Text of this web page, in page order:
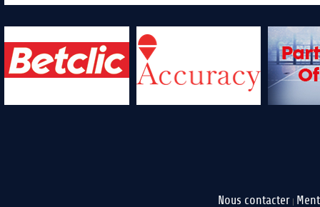
Nous contacter |